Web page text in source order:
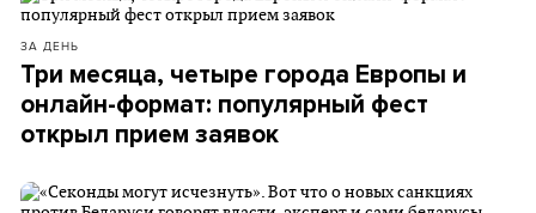
ЗА ДЕНЬ
Три месяца, четыре города Европы и
онлайн-формат: популярный фест
открыл прием заявок